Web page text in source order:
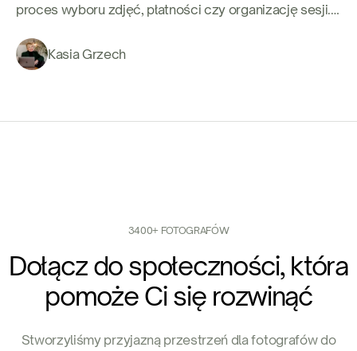
proces wyboru zdjęć, płatności czy organizację sesji.
workflow wpływa na odbiór marki fotografa i dlaczego
dobrze zaprojektowany system pracy pomaga
Kasia Grzech
3400+ FOTOGRAFÓW
Dołącz do społeczności, która
pomoże Ci się rozwinąć
Stworzyliśmy przyjazną przestrzeń dla fotografów do